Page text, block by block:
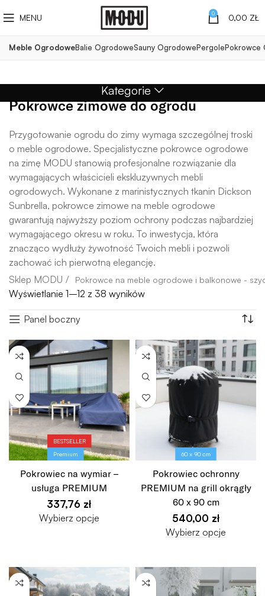
MENU 0 0,00 ZŁ
Meble OgrodoweBalie OgrodoweSauny OgrodowePergolePokrowce
Kategorie
Pokrowce zimowe do ogrodu
Przygotowanie ogrodu do zimy wymaga szczególnej troski
o meble ogrodowe. Specjalistyczne pokrowce ogrodowe
na zimę MODU stanowią profesjonalne rozwiązanie dla
wymagających właścicieli ekskluzywnych mebli
ogrodowych. Wykonane z marinistycznych tkanin Dickson
Sunbrella, pokrowce zimowe na meble ogrodowe
gwarantują najwyższy poziom ochrony podczas najbardziej
wymagającego okresu w roku. To inwestycja, która
znacząco wydłuży żywotność Twoich mebli i pozwoli
zachować ich pierwotną elegancję.
Pokrowce na meble ogrodowe i balkonowe -
Wyświetlanie 1–12 z 38 wyników
Panel boczny
BESTSELLER
Premium
Pokrowiec na wymiar –
usługa PREMIUM
337,76 zł
Wybierz opcje
60 x 90 cm
Pokrowiec ochronny
PREMIUM na grill okrągły
60 x 90 cm
540,00 zł
Wybierz opcje